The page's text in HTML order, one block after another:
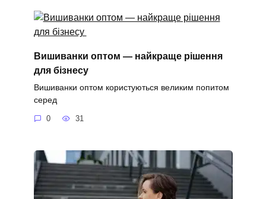
Вишиванки оптом — найкраще рішення
для бізнесу
Вишиванки оптом користуються великим попитом
серед
0 31